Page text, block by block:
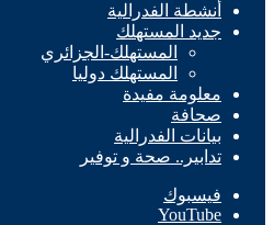
أنشطة الفدرالية
جديد المستهلك
المستهلك-الجزائري
المستهلك دوليا
معلومة مفيدة
صحافة
بيانات الفدرالية
تدابير.. صحة و توفير
فيسبوك
‫YouTube